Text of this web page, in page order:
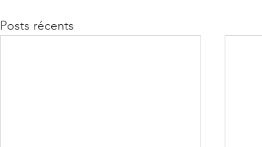
Posts récents